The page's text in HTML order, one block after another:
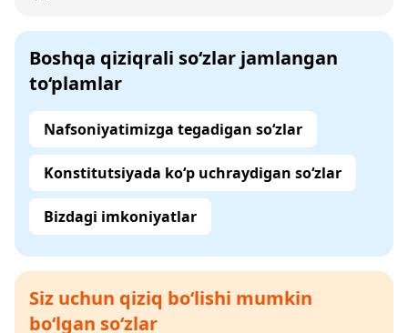
Boshqa qiziqrali so‘zlar jamlangan
to‘plamlar
Nafsoniyatimizga tegadigan so‘zlar
Konstitutsiyada ko‘p uchraydigan so‘zlar
Bizdagi imkoniyatlar
Siz uchun qiziq bo‘lishi mumkin
bo‘lgan so‘zlar